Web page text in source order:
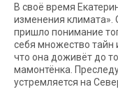
В своё время
изменения климата».
пришло понимание
себя множество тайн
что она доживёт до
мамонтёнка.
устремляется на